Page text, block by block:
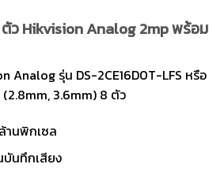
ว Hikvision Analog 2mp พร้อม
Analog รุ่น DS-2CE16D0T-LFS หรือ
(2.8mm, 3.6mm) 8 ตัว
านพิกเซล
บันทึกเสียง